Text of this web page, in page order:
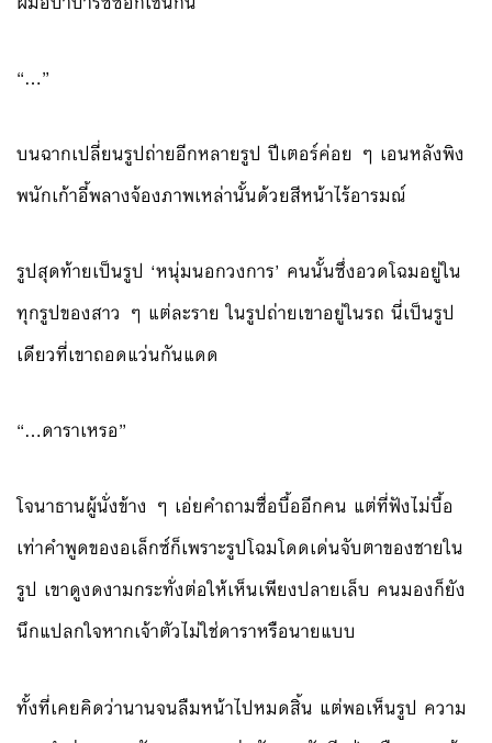
“…”
บนฉากเปลี่ยนรูปถ่ายอีกหลายรูป ปีเตอร์ค่อย ๆ เอนหลังพิง
พนักเก้าอี้พลางจ้องภาพเหล่านั้นด้วยสีหน้าไร้อารมณ์
รูปสุดท้ายเป็นรูป ‘หนุ่มนอกวงการ’ คนนั้นซึ่งอวดโฉมอยู่ใน
ทุกรูปของสาว ๆ แต่ละราย ในรูปถ่ายเขาอยู่ในรถ นี่เป็นรูป
เดียวที่เขาถอดแว่นกันแดด
“…ดาราเหรอ”
โจนาธานผู้นั่งข้าง ๆ เอ่ยคำถามซื่อบื้ออีกคน แต่ที่ฟังไม่บื้อ
เท่าคำพูดของอเล็กซ์ก็เพราะรูปโฉมโดดเด่นจับตาของชายใน
รูป เขาดูงดงามกระทั่งต่อให้เห็นเพียงปลายเล็บ คนมองก็ยัง
นึกแปลกใจหากเจ้าตัวไม่ใช่ดาราหรือนายแบบ
ทั้งที่เคยคิดว่านานจนลืมหน้าไปหมดสิ้น แต่พอเห็นรูป ความ